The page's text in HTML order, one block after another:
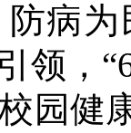
病
领，
园健